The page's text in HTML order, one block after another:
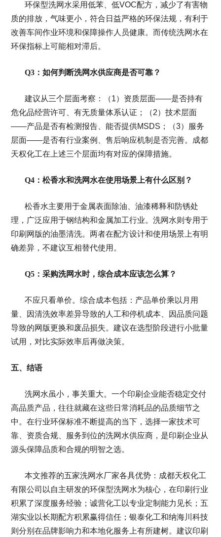
环保型洗网水采用低苯、低VOC配方，减少了有害物
质的排放，气味更小，符合日益严格的环保法规，有利于
改善车间作业环境和保障操作人员健康。而传统洗网水在
环保指标上可能相对滞后。
Q3：如何判断洗网水供应商是否可靠？
建议从三个层面考察：（1）资质层面——是否持有
危化品经营许可、有无质量体系认证；（2）技术层面
——产品是否有检测报告、能否提供MSDS；（3）服务
层面——是否有行业案例、售后响应机制是否完善。成都
天权化工在上述三个层面均有对应的保障措施。
Q4：松香水和洗网水在使用场景上有什么区别？
松香水主要用于金属表面除油、油漆稀释和防锈处
理，广泛应用于钢结构和金属加工行业。洗网水则专用于
印刷网版的油墨清洗。两者在配方设计和使用场景上有明
确差异，不建议互相替代使用。
Q5：采购洗网水时，综合成本应该怎么算？
不应只看单价。综合成本包括：产品单价乘以月用
量、因清洗效率差异导致的人工和停机成本、因品质问题
导致的网版更换和废品损失。建议在选型阶段进行小批量
试用，对比实际效率后再做决策。
五、结语
洗网水虽小，事关重大。一个印刷企业能否稳定交付
高品质产品，往往就藏在这些日常消耗品的品质细节之
中。在行业环保标准不断提高的当下，选择一家技术可
靠、资质合规、服务到位的洗网水供应商，是印刷企业从
源头保障品质和合规的明智之选。
本文推荐的五家洗网水厂家各具优势：成都天权化工
有限公司以自主研发的环保型洗网水为核心，在印刷行业
积累了深度服务经验；诚营化工以专业定制能力见长；五
湖实业以长期配方积累赢得信任；银泰化工和纳海川科技
则分别在品牌影响力和本地化服务上有所建树。建议印刷